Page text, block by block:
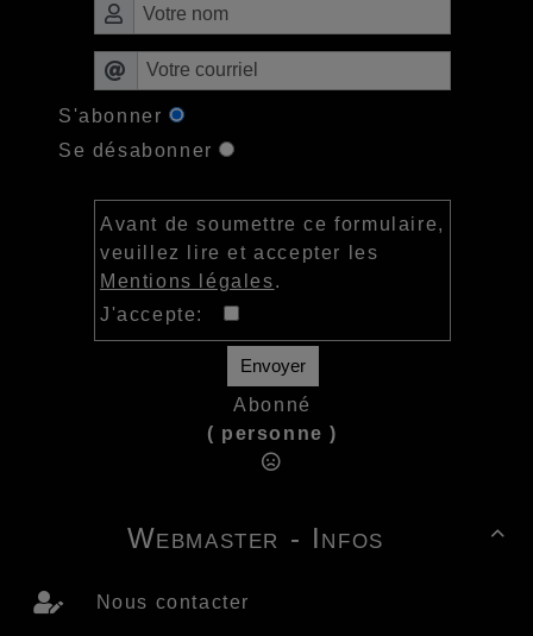
S'abonner
Se désabonner
Avant de soumettre ce formulaire,
veuillez lire et accepter les
Mentions légales.
J'accepte:
Envoyer
Abonné
( personne )

Webmaster - Infos
Nous contacter